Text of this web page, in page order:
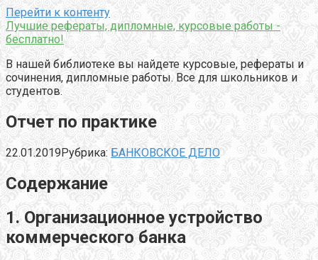
Перейти к контенту
Лучшие рефераты, дипломные, курсовые работы -
бесплатно!
В нашей библиотеке вы найдете курсовые, рефераты и
сочинения, дипломные работы. Все для школьников и
студентов.
Отчет по практике
22.01.2019Рубрика: БАНКОВСКОЕ ДЕЛО
Содержание
1. Организационное устройство
коммерческого банка